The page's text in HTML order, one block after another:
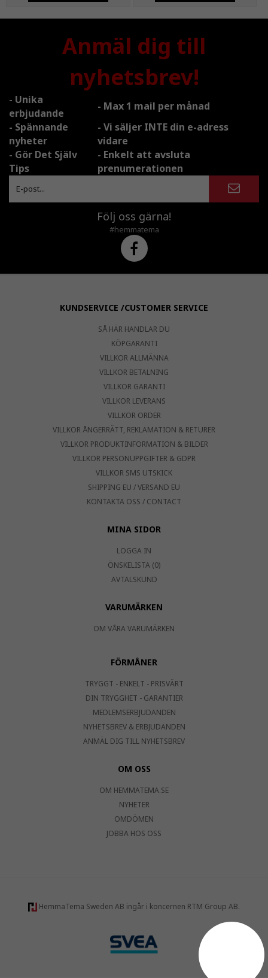
Anmäl dig till
nyhetsbrev!
- Unika
erbjudande
- Max 1 mail per månad
- Spännande
nyheter
- Vi säljer INTE din e-adress
vidare
- Gör Det Själv
Tips
- Enkelt att avsluta
prenumerationen
Följ oss gärna!
#hemmatema
KUNDSERVICE /CUSTOMER SERVICE
SÅ HÄR HANDLAR DU
KÖPGARANTI
VILLKOR ALLMÄNNA
VILLKOR BETALNING
VILLKOR GARANTI
VILLKOR LEVERANS
VILLKOR ORDER
VILLKOR ÅNGERRÄTT, REKLAMATION & RETURER
VILLKOR PRODUKTINFORMATION & BILDER
VILLKOR PERSONUPPGIFTER & GDPR
VILLKOR SMS UTSKICK
SHIPPING EU / VERSAND EU
KONTAKTA OSS / CONTACT
MINA SIDOR
LOGGA IN
ÖNSKELISTA (0)
AVTALSKUND
VARUMÄRKEN
OM VÅRA VARUMÄRKEN
FÖRMÅNER
TRYGGT - ENKELT - PRISVÄRT
DIN TRYGGHET - GARANTIER
MEDLEMSERBJUDANDEN
NYHETSBREV & ERBJUDANDEN
ANMÄL DIG TILL NYHETSBREV
OM OSS
OM HEMMATEMA.SE
NYHETER
OMDÖMEN
JOBBA HOS OSS
HemmaTema Sweden AB ingår i koncernen RTM Group AB.